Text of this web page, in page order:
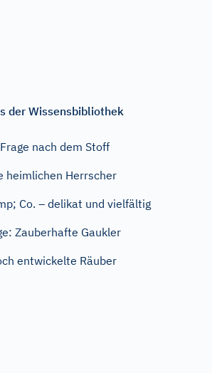
der Wissensbibliothek
nach dem Stoff
heimlichen Herrscher
Co. – delikat und vielfältig
Zauberhafte Gaukler
entwickelte Räuber